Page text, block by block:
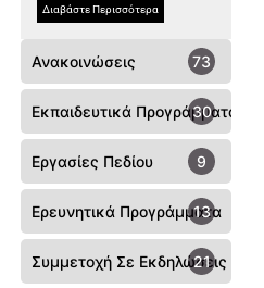
Διαβάστε Περισσότερα
Ανακοινώσεις 73
Εκπαιδευτικά Προγράμματα
30
Εργασίες Πεδίου 9
Ερευνητικά Προγράμματα
13
Συμμετοχή Σε Εκδηλώσεις -
21